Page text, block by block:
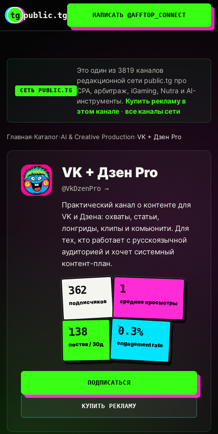
tg public.tg НАПИСАТЬ @AFFTOP_CONNECT
СЕТЬ PUBLIC.TG
Это один из 3819 каналов
редакционной сети public.tg про
CPA, арбитраж, iGaming, Nutra и AI-
инструменты.Купить рекламу в
этом канале ·все каналы сети
Главная›Каталог›AI & Creative Production›VK + Дзен Pro
VK + Дзен Pro
@VkDzenPro →
Практический канал о контенте для
VK и Дзена: охваты, статьи,
лонгриды, клипы и комьюнити. Для
тех, кто работает с русскоязычной
аудиторией и хочет системный
контент-план.
362
подписчиков
1
средние просмотры
138
постов / 30д
0.3%
engagement rate
ПОДПИСАТЬСЯ
КУПИТЬ РЕКЛАМУ